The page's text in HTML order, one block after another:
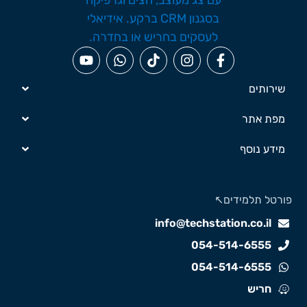
שירותים
מפת אתר
מידע נוסף
info@techstation.co.il
054-514-6555
054-514-6555
חריש
תלמידים↖️